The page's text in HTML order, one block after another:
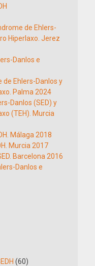
de Ehlers-
Hiperlaxo. Jerez
Danlos e
de Ehlers-Danlos y
Palma 2024
Danlos (SED) y
(TEH). Murcia
Málaga 2018
Murcia 2017
Barcelona 2016
Danlos e
(60)